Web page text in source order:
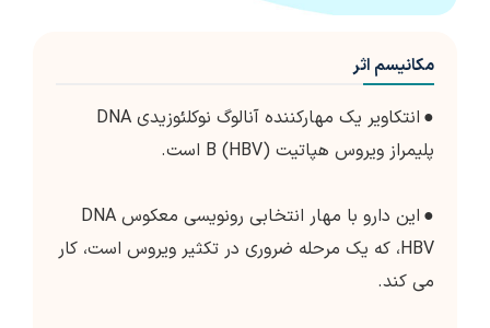
مکانیسم اثر
●
انتکاویر یک مهارکننده آنالوگ نوکلئوزیدی DNA
پلیمراز ویروس هپاتیت B (HBV) است.
●
این دارو با مهار انتخابی رونویسی معکوس DNA
HBV، که یک مرحله ضروری در تکثیر ویروس است، کار
می کند.